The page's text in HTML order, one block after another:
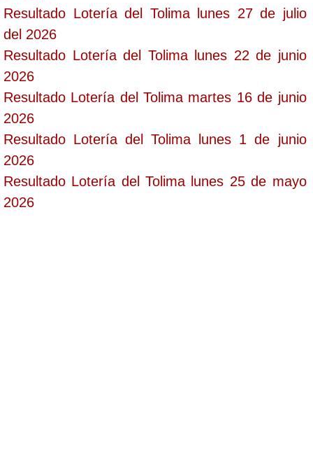
Resultado Lotería del Tolima lunes 27 de julio
del 2026
Resultado Lotería del Tolima lunes 22 de junio
2026
Resultado Lotería del Tolima martes 16 de junio
2026
Resultado Lotería del Tolima lunes 1 de junio
2026
Resultado Lotería del Tolima lunes 25 de mayo
2026